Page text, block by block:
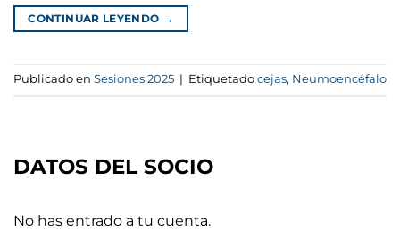
CONTINUAR LEYENDO →
Publicado en Sesiones 2025 | Etiquetado cejas, Neumoencéfalo
DATOS DEL SOCIO
No has entrado a tu cuenta.